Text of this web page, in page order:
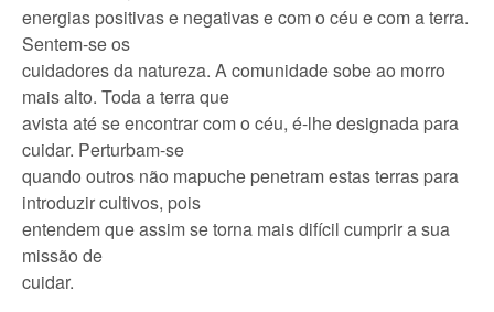
energias positivas e negativas e com o céu e com a terra.
Sentem-se os
cuidadores da natureza. A comunidade sobe ao morro
mais alto. Toda a terra que
avista até se encontrar com o céu, é-lhe designada para
cuidar. Perturbam-se
quando outros não mapuche penetram estas terras para
introduzir cultivos, pois
entendem que assim se torna mais difícil cumprir a sua
missão de
cuidar.